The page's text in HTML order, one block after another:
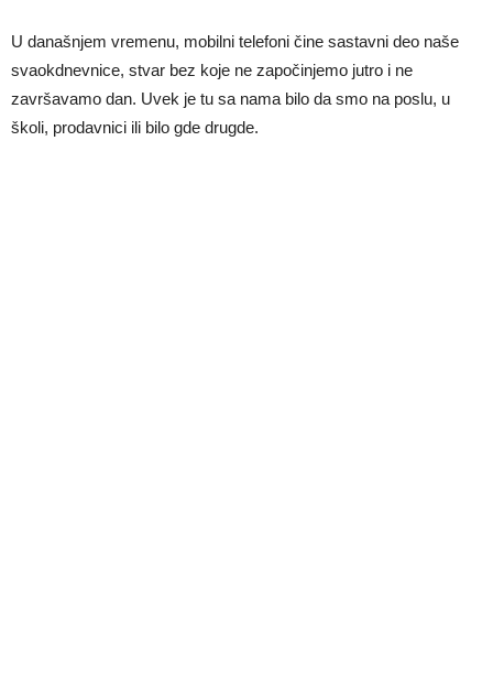
U današnjem vremenu, mobilni telefoni čine sastavni deo naše
svaokdnevnice, stvar bez koje ne započinjemo jutro i ne
završavamo dan. Uvek je tu sa nama bilo da smo na poslu, u
školi, prodavnici ili bilo gde drugde.